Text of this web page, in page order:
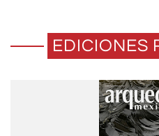
EDICIONES